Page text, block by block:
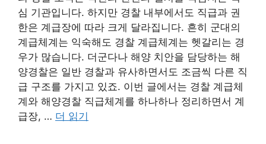
심 기관입니다. 하지만 경찰 내부에서도 직급과 권
한은 계급장에 따라 크게 달라집니다. 흔히 군대의
계급체계는 익숙해도 경찰 계급체계는 헷갈리는 경
우가 많습니다. 더군다나 해양 치안을 담당하는 해
양경찰은 일반 경찰과 유사하면서도 조금씩 다른 직
급 구조를 가지고 있죠. 이번 글에서는 경찰 계급체
계와 해양경찰 직급체계를 하나하나 정리하면서 계
급장, … 더 읽기